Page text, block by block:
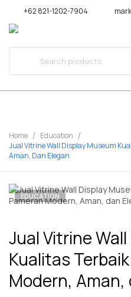
+62 821-1202-7904
Home
Education
Jual Vitrine Wall Display Museum
Aman, Dan Elegan
EDUCATION
Jual Vitrine
Kualitas
Modern, Aman,